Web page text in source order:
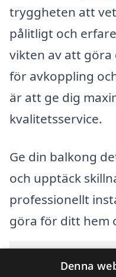
tryggheten att
pålitligt och
vikten av att göra
för avkoppling
är att ge dig
kvalitetsservice.
Ge din balkong
och upptäck
professionellt
göra för ditt hem
Översikt över
Denna